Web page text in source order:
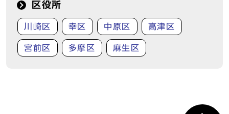
区役所
川崎区 幸区 中原区 高津区
宮前区 多摩区 麻生区